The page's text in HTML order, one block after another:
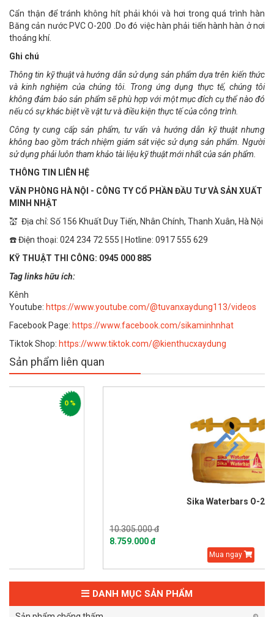
Cẩn thận để tránh không hít phải khói và hơi trong quá trình hàn
Băng cản nước PVC O-200 .Do đó việc hàn phải tiến hành hàn ở nơi
thoáng khí.
Ghi chú
Thông tin kỹ thuật và hướng dẫn sử dụng sản phẩm dựa trên kiến thức
và kinh nghiệm của chúng tôi. Trong ứng dụng thực tế, chúng tôi
không đảm bảo sản phẩm sẽ phù hợp với một mục đích cụ thể nào đó
nếu có sự khác biệt về vật tư và điều kiện thực tế của công trình.
Công ty cung cấp sản phẩm, tư vấn và hướng dẫn kỹ thuật nhưng
không bao gồm trách nhiệm giám sát việc sử dụng sản phẩm. Người
sử dụng phải luôn tham khảo tài liệu kỹ thuật mới nhất của sản phẩm.
THÔNG TIN LIÊN HỆ
VĂN PHÒNG HÀ NỘI - CÔNG TY CỔ PHẦN ĐẦU TƯ VÀ SẢN XUẤT
MINH NHẬT
💒 Địa chỉ: Số 156 Khuất Duy Tiến, Nhân Chính, Thanh Xuân, Hà Nội
☎️ Điện thoại: 024 234 72 555 | Hotline: 0917 555 629
KỸ THUẬT THI CÔNG: 0945 000 885
Tag links hữu ích:
Kênh
Youtube: https://www.youtube.com/@tuvanxaydung113/videos
Facebook Page: https://www.facebook.com/sikaminhnhat
Tiktok Shop: https://www.tiktok.com/@kienthucxaydung
Sản phẩm liên quan
Sika Waterbars O-250
DANH MỤC SẢN PHẨM